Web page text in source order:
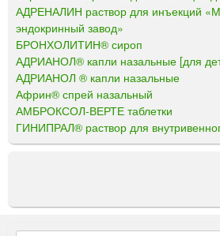
АДРЕНАЛИН раствор для инъекций
эндокринный завод»
БРОНХОЛИТИН® сироп
АДРИАНОЛ® капли назальные [для
АДРИАНОЛ ® капли назальные
Африн® спрей назальный
АМБРОКСОЛ-ВЕРТЕ таблетки
ГИНИПРАЛ® раствор для